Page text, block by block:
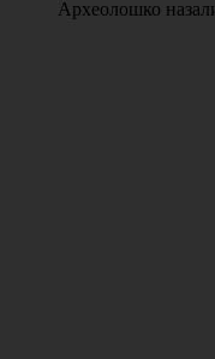
Археолошко